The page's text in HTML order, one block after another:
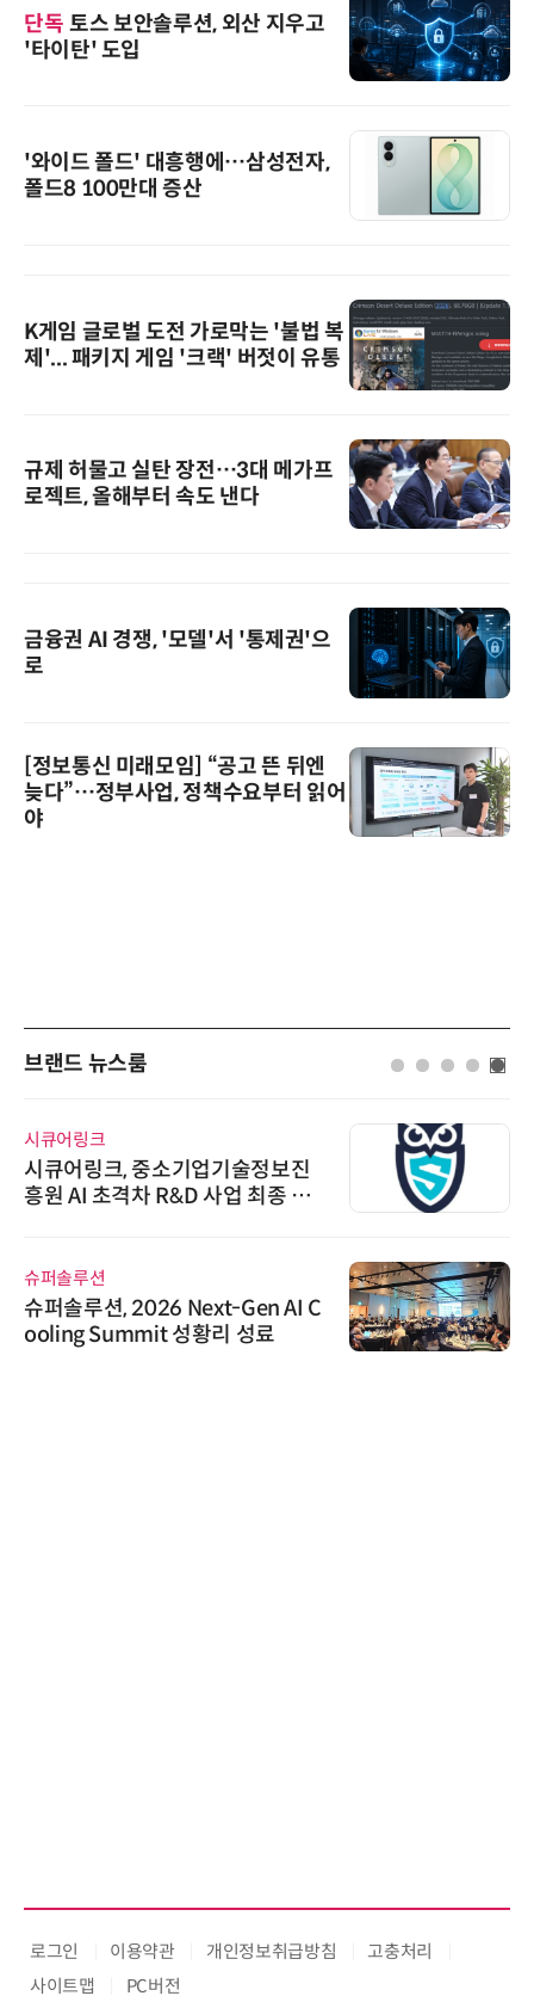
단독 토스 보안솔루션, 외산 지우고
'타이탄' 도입
'와이드 폴드' 대흥행에…삼성전자,
폴드8 100만대 증산
K게임 글로벌 도전 가로막는 '불법 복
제'... 패키지 게임 '크랙' 버젓이 유통
규제 허물고 실탄 장전…3대 메가프
로젝트, 올해부터 속도 낸다
금융권 AI 경쟁, '모델'서 '통제권'으
로
[정보통신 미래모임] “공고 뜬 뒤엔
늦다”…정부사업, 정책수요부터 읽어
야
브랜드 뉴스룸
시큐어링크
시큐어링크, 중소기업기술정보진
흥원 AI 초격차 R&D 사업 최종 선
슈퍼솔루션
슈퍼솔루션, 2026 Next-Gen AI C
ooling Summit 성황리 성료
로그인 이용약관 개인정보취급방침
고충처리
사이트맵
PC버전